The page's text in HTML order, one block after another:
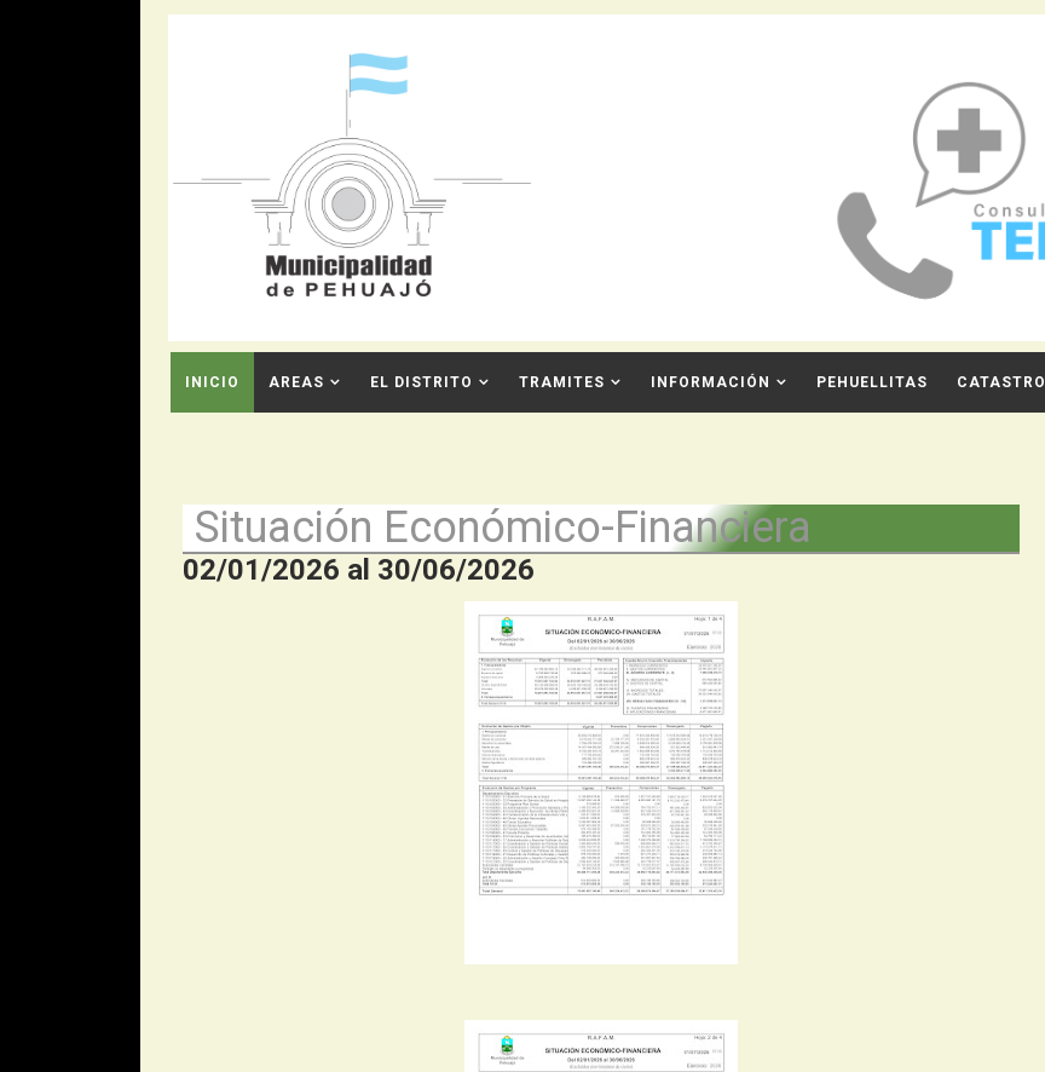
INICIO AREAS EL DISTRITO TRAMITES INFORMACIÓN PEHUELLITAS CATASTRO
Situación Económico-Financiera
02/01/2026 al 30/06/2026